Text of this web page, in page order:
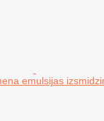
emulsijas